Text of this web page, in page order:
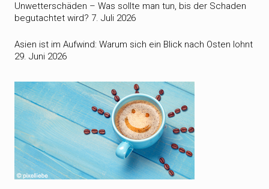
Unwetterschäden – Was sollte man tun, bis der Schaden
begutachtet wird? 7. Juli 2026
Asien ist im Aufwind: Warum sich ein Blick nach Osten lohnt
29. Juni 2026